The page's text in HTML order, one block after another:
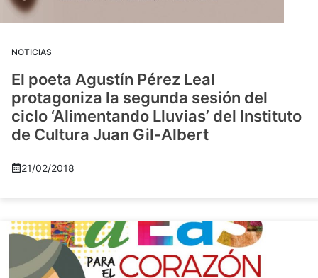
NOTICIAS
El poeta Agustín Pérez Leal
protagoniza la segunda sesión del
ciclo ‘Alimentando Lluvias’ del Instituto
de Cultura Juan Gil-Albert
21/02/2018